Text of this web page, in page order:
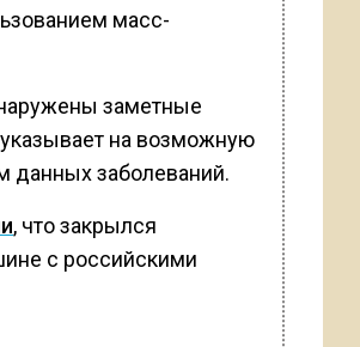
масс-
заметные
на возможную
данных заболеваний.
, что закрылся
с российскими